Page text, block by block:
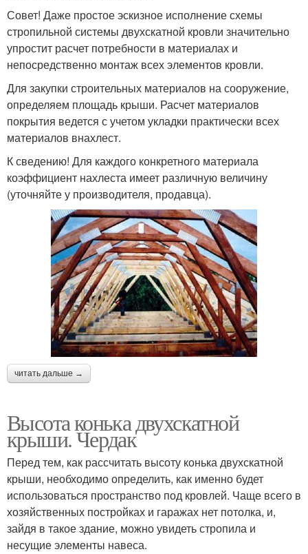
Совет! Даже простое эскизное исполнение схемы
стропильной системы двухскатной кровли значительно
упростит расчет потребности в материалах и
непосредственно монтаж всех элементов кровли.
Для закупки строительных материалов на сооружение,
определяем площадь крыши. Расчет материалов
покрытия ведется с учетом укладки практически всех
материалов внахлест.
К сведению! Для каждого конкретного материала
коэффициент нахлеста имеет различную величину
(уточняйте у производителя, продавца).
читать дальше →
Высота конька двухскатной
крыши. Чердак
Перед тем, как рассчитать высоту конька двухскатной
крыши, необходимо определить, как именно будет
использоваться пространство под кровлей. Чаще всего в
хозяйственных постройках и гаражах нет потолка, и,
зайдя в такое здание, можно увидеть стропила и
несущие элементы навеса.